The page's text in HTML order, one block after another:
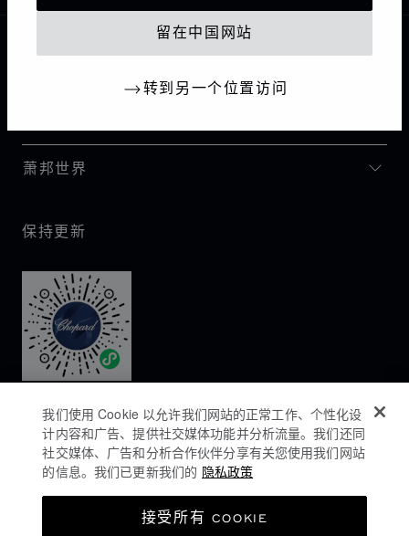
留在中国网站
转到另一个位置访问
萧邦世界
保持更新
我们使用 Cookie 以允许我们网站的正常工作、个性化设
计内容和广告、提供社交媒体功能并分析流量。我们还同
社交媒体、广告和分析合作伙伴分享有关您使用我们网站
的信息。我们已更新我们的 隐私政策
接受所有 COOKIE